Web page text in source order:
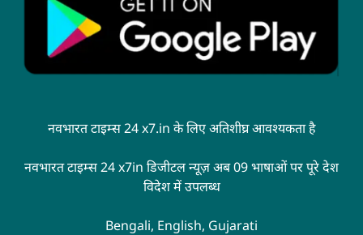
नवभारत टाइम्स 24 x7.in के लिए अतिशीघ्र आवश्यकता है
नवभारत टाइम्स 24 x7in डिजीटल न्यूज़ अब 09 भाषाओं पर पूरे देश
विदेश में उपलब्ध
Bengali, English, Gujarati